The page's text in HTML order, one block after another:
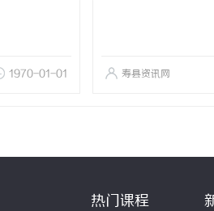
1970-01-01 寿县资讯网
热门课程